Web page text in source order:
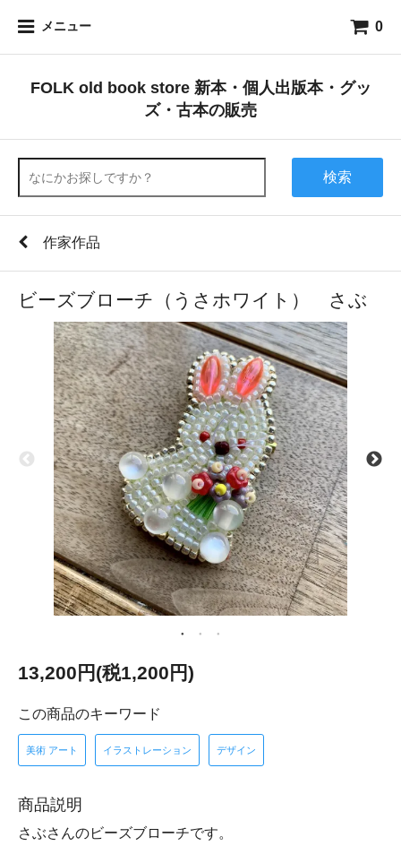
メニュー 0
FOLK old book store 新本・個人出版本・グッ
ズ・古本の販売
検索
作家作品
ビーズブローチ（うさホワイト） さぶ
13,200円(税1,200円)
この商品のキーワード
美術 アート イラストレーション デザイン
商品説明
さぶさんのビーズブローチです。